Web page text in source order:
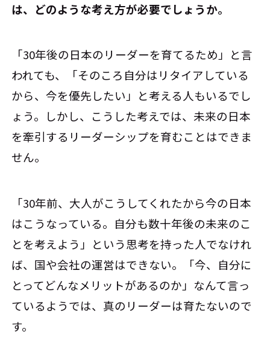
は、どのような考え方が必要でしょうか。
「30年後の日本のリーダーを育てるため」と言
われても、「そのころ自分はリタイアしている
から、今を優先したい」と考える人もいるでし
ょう。しかし、こうした考えでは、未来の日本
を牽引するリーダーシップを育むことはできま
せん。
「30年前、大人がこうしてくれたから今の日本
はこうなっている。自分も数十年後の未来のこ
とを考えよう」という思考を持った人でなけれ
ば、国や会社の運営はできない。「今、自分に
とってどんなメリットがあるのか」なんて言っ
ているようでは、真のリーダーは育たないので
す。